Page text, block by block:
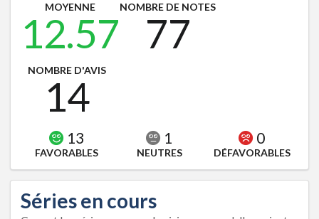
MOYENNE
12.57
NOMBRE DE NOTES
77
NOMBRE D'AVIS
14
13
FAVORABLES
1
NEUTRES
0
DÉFAVORABLES
Séries en cours